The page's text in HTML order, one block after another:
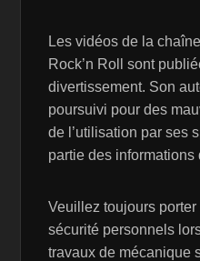
Les vidéos de la
Rock’n Roll sont
divertissement. Son
poursuivi pour des
de l’utilisation par ses
partie des informations
Veuillez toujours
sécurité personnels
travaux de mécanique